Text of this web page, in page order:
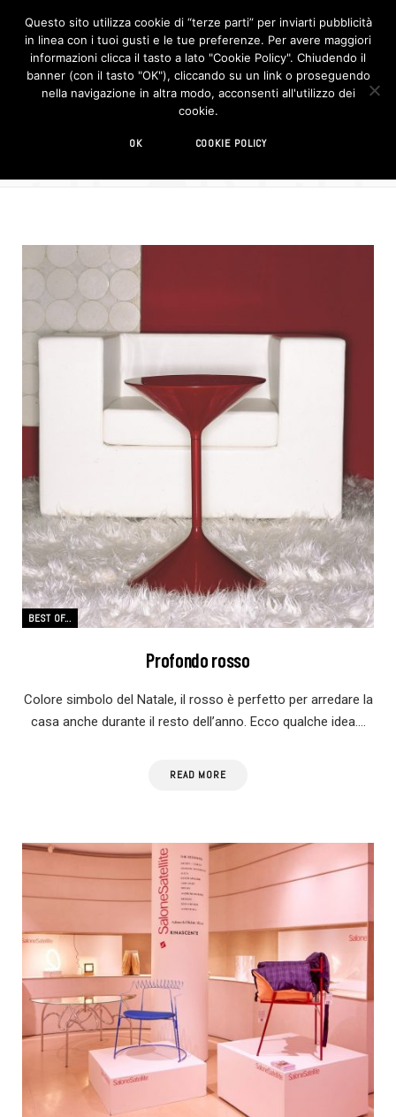
F
c
e
b
o
I
n
s
t
tappeti
SEARCH
BEST OF...
Profondo rosso
Colore simbolo del Natale, il rosso è perfetto per arredare la
casa anche durante il resto dell’anno. Ecco qualche idea.…
READ MORE
Questo sito utilizza cookie di “terze parti” per inviarti pubblicità
in linea con i tuoi gusti e le tue preferenze. Per avere maggiori
informazioni clicca il tasto a lato "Cookie Policy". Chiudendo il
banner (con il tasto "OK"), cliccando su un link o proseguendo
nella navigazione in altra modo, acconsenti all'utilizzo dei
cookie.
OK COOKIE POLICY